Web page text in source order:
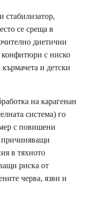
стабилизатор,
се среща в
диетични
конфитюри с ниско
и детски
на карагенан
система) го
с повишени
причиняващи
в тяхното
риска от
черва, язви и